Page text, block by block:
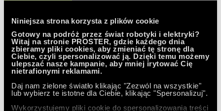
Niniejsza strona korzysta z plików cookie
Gotowy na podróż przez świat robotyki i elektryki?
Witaj na stronie PROSTER, gdzie każdego dnia
zbieramy pliki cookies, aby zmieniać tę stronę dla
Ciebie, czyli spersonalizować ją. Dzięki temu możemy
ulepszać nasze kampanie, aby mniej irytować Cię
nietrafionymi reklamami.
Daj nam zielone światło klikając "Zezwól na wszystkie"
lub wybierz te istotne dla Ciebie, klikając "Spersonalizuj".
Wykorzystujemy pliki cookie do spersonalizowania treści
na hali fabrycznej. Zastąp je
przywództwem.
Wyeliminować zarządzanie przez
cele. Wyeliminuj zarządzanie przez
liczby, cele liczbowe. Zastąpić
przywództwem.